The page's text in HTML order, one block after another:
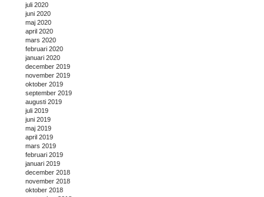
juli 2020
juni 2020
maj 2020
april 2020
mars 2020
februari 2020
januari 2020
december 2019
november 2019
oktober 2019
september 2019
augusti 2019
juli 2019
juni 2019
maj 2019
april 2019
mars 2019
februari 2019
januari 2019
december 2018
november 2018
oktober 2018